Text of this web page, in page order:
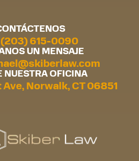
(203) 615-0090
UN MENSAJE
NUESTRA OFICINA
Ave, Norwalk, CT 06851